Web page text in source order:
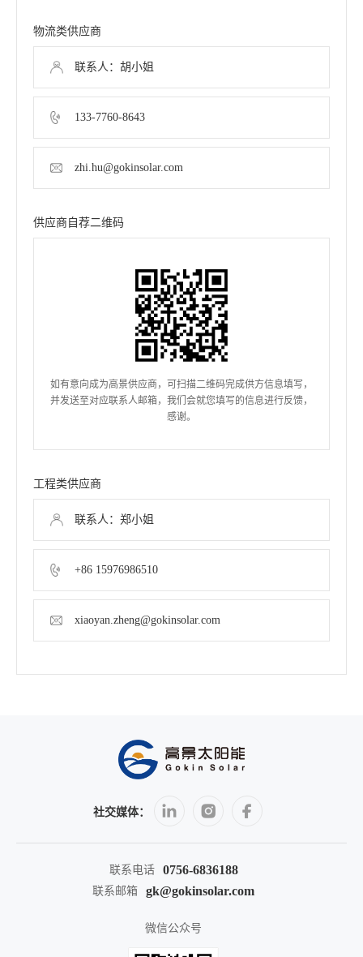
物流类供应商
联系人：胡小姐
133-7760-8643
zhi.hu@gokinsolar.com
供应商自荐二维码
如有意向成为高景供应商，可扫描二维码完成供方信息填写，
并发送至对应联系人邮箱，我们会就您填写的信息进行反馈，
感谢。
工程类供应商
联系人：郑小姐
+86 15976986510
xiaoyan.zheng@gokinsolar.com
社交媒体：
联系电话 0756-6836188
联系邮箱 gk@gokinsolar.com
微信公众号